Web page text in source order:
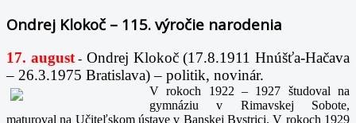
Ondrej Klokoč – 115. výročie narodenia
17. august- Ondrej Klokoč (17.8.1911 Hnúšťa-Hačava
– 26.3.1975 Bratislava) – politik, novinár.
V rokoch 1922 – 1927 študoval na
gymnáziu v Rimavskej Sobote,
maturoval na Učiteľskom ústave v Banskej Bystrici. V rokoch 1929